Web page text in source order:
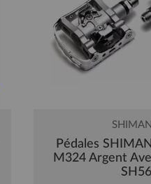
Pédales
M324 Argent
SH56